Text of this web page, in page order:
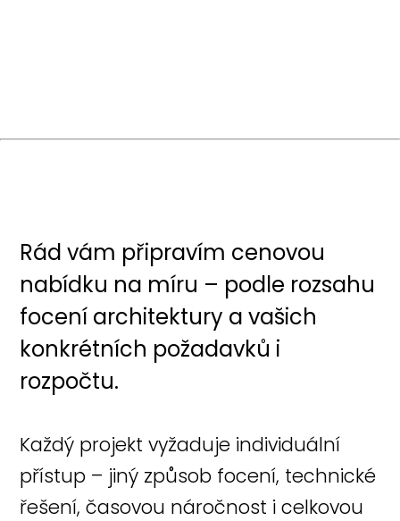
Rád vám připravím cenovou
nabídku na míru – podle rozsahu
focení architektury a vašich
konkrétních požadavků i
rozpočtu.
Každý projekt vyžaduje individuální
přístup – jiný způsob focení, technické
řešení, časovou náročnost i celkovou